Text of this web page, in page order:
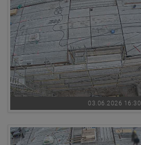
03.06.2026 16:30